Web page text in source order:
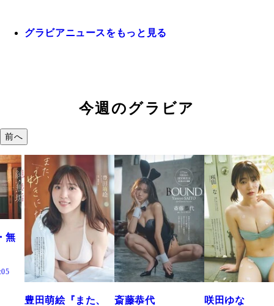
グラビアニュースをもっと見る
今週のグラビア
前へ
斎藤恭代
咲田ゆな
藤水咲桜『花